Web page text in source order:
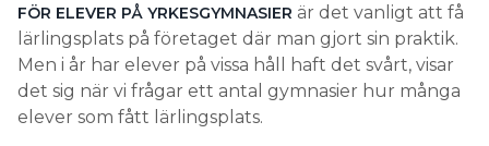
FÖR ELEVER PÅ YRKESGYMNASIER är det vanligt att få
lärlingsplats på företaget där man gjort sin praktik.
Men i år har elever på vissa håll haft det svårt, visar
det sig när vi frågar ett antal gymnasier hur många
elever som fått lärlingsplats.